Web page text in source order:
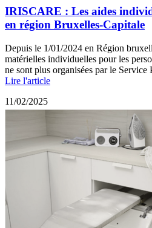
IRISCARE : Les aides
en région Bruxelles-Capitale
Depuis le 1/01/2024 en Région
matérielles individuelles pour les
ne sont plus organisées par le
Lire l'article
11/02/2025